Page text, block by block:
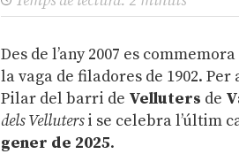
Des de l’any 2007 es
la vaga de filadores de 1902.
Pilar del barri de Velluters de
dels Vellutersi se celebra l’últim
gener de 2025.